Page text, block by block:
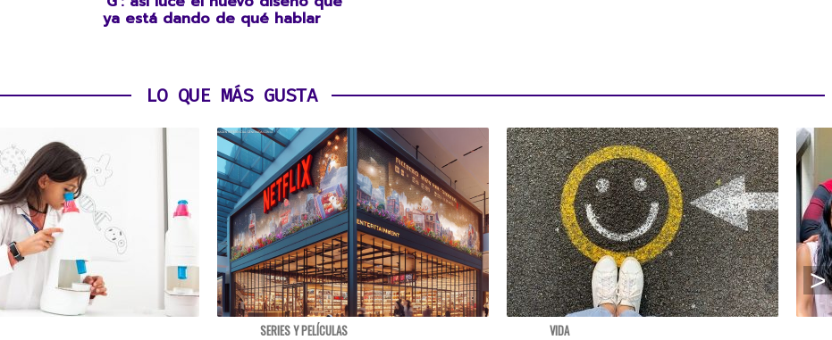
ya está dando de qué hablar
LO QUE MÁS GUSTA
SERIES Y PELÍCULAS VIDA